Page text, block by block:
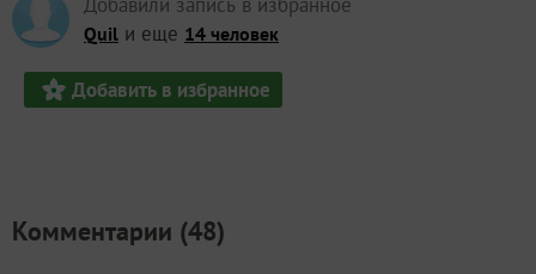
Quil и еще 14 человек
Добавить в избранное
Комментарии (48)